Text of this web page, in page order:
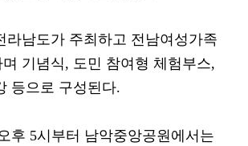
라남도가 주최하고 전남여성가족
기념식, 도민 참여형 체험부스,
등으로 구성된다.
후 5시부터 남악중앙공원에서는